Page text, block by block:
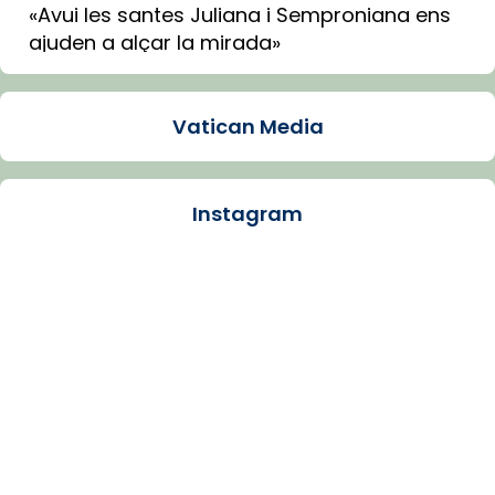
«Avui les santes Juliana i Semproniana ens
ajuden a alçar la mirada»
Mons. Sergi Gordo, bisbe de Tortosa, ha
Santes de Mataró.
🔗tinyurl.com/cvu5jmbk
Vatican Media
Instagram